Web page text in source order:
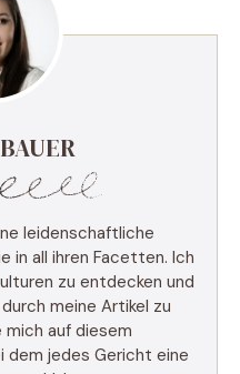
leidenschaftliche
in all ihren Facetten. Ich
zu entdecken und
meine Artikel zu
mich auf diesem
dem jedes Gericht eine